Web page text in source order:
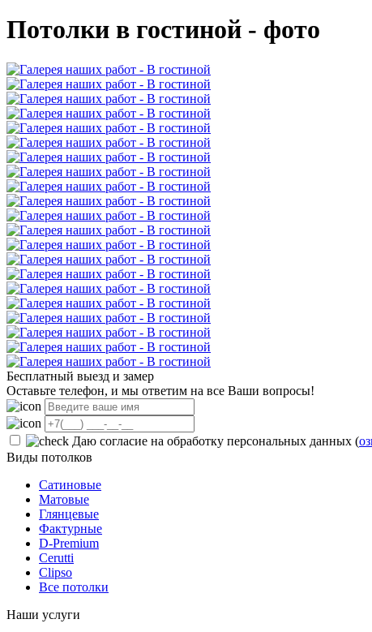
Потолки в гостиной - фото
Бесплатный выезд и замер
Оставьте телефон, и мы ответим на все Ваши вопросы!
Даю согласие на обработку персональных данных (
Виды потолков
Сатиновые
Матовые
Глянцевые
Фактурные
D-Premium
Cerutti
Clipso
Все потолки
Наши услуги